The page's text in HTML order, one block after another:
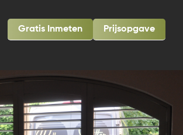
Gratis Inmeten Prijsopgave